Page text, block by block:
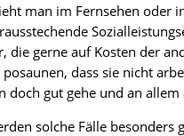
man im Fernsehen oder
die gerne auf Kosten der
dass sie nicht
doch gut gehe und an allem
solche Fälle besonders